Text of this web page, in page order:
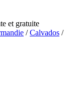
et gratuite
/Calvados /